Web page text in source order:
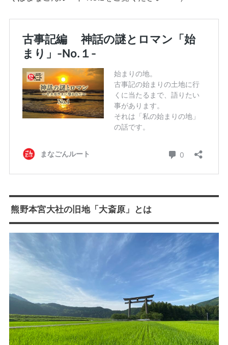
熊野本宮大社の旧地「大斎原」とは